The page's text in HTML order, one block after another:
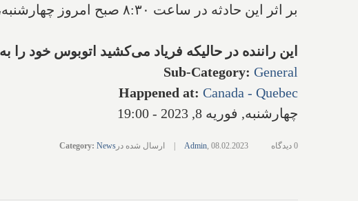
بر اثر این حادثه در ساعت ۸:۳۰ صبح امروز چهارشنبه، ۲ کودک ۴ ساله کشته شدند و پی‌یر ۵۱ ساله به قتل درجه یک متهم شده است.
این راننده در حالیکه فریاد می‌کشید اتوبوس خود را به ورودی مهد
Sub-Category: General
Happened at: Canada - Quebec
چهارشنبه, فوریه 8, 2023 - 19:00
Admin, 08.02.2023 ارسال شده در Category: News 0 دیدگاه